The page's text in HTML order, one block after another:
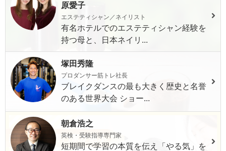
原愛子
エステティシャン／ネイリスト
有名ホテルでのエステティシャン経験を
持つ母と、日本ネイリ...
塚田秀隆
プロダンサー筋トレ社長
ブレイクダンスの最も大きく歴史と名誉
のある世界大会 ショー...
朝倉浩之
英検・受験指導専門家
短期間で学習の本質を伝え「やる気」を